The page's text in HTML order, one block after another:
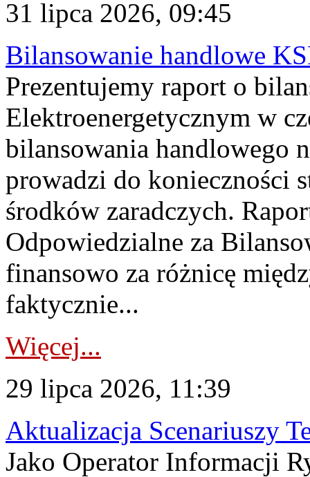
31 lipca 2026, 09:45
Bilansowanie handlowe
Prezentujemy raport o
Elektroenergetycznym w
bilansowania handlowego
prowadzi do konieczności
środków zaradczych.
Odpowiedzialne za
finansowo za różnicę
faktycznie...
Więcej...
29 lipca 2026, 11:39
Aktualizacja Scenariuszy
Jako Operator Informacji